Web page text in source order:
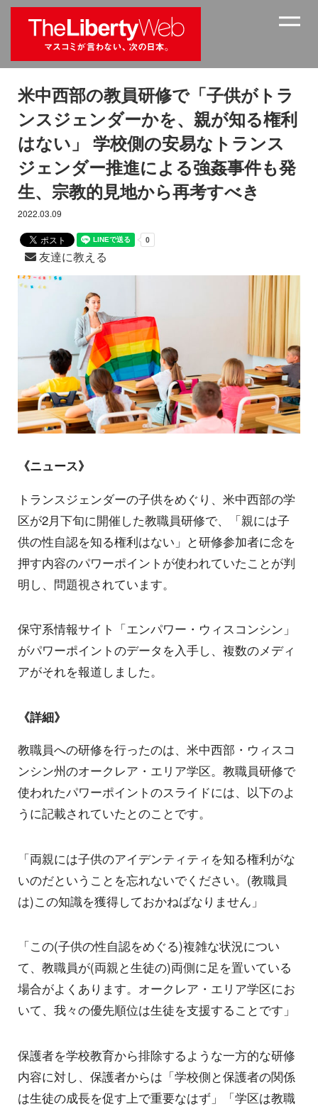
米中西部の教員研修で「子供がトラ
ンスジェンダーかを、親が知る権利
はない」 学校側の安易なトランス
ジェンダー推進による強姦事件も発
生、宗教的見地から再考すべき
2022.03.09
友達に教える
《ニュース》
トランスジェンダーの子供をめぐり、米中西部の学
区が2月下旬に開催した教職員研修で、「親には子
供の性自認を知る権利はない」と研修参加者に念を
押す内容のパワーポイントが使われていたことが判
明し、問題視されています。
保守系情報サイト「エンパワー・ウィスコンシン」
がパワーポイントのデータを入手し、複数のメディ
アがそれを報道しました。
《詳細》
教職員への研修を行ったのは、米中西部・ウィスコ
ンシン州のオークレア・エリア学区。教職員研修で
使われたパワーポイントのスライドには、以下のよ
うに記載されていたとのことです。
「両親には子供のアイデンティティを知る権利がな
いのだということを忘れないでください。(教職員
は)この知識を獲得しておかねばなりません」
「この(子供の性自認をめぐる)複雑な状況につい
て、教職員が(両親と生徒の)両側に足を置いている
場合がよくあります。オークレア・エリア学区にお
いて、我々の優先順位は生徒を支援することです」
保護者を学校教育から排除するような一方的な研修
内容に対し、保護者からは「学校側と保護者の関係
は生徒の成長を促す上で重要なはず」「学区は教職